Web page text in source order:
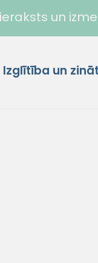
un
Izglītība un